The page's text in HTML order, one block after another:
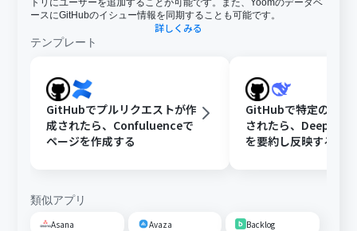
トリにユーザーを追加することが可能です。また、Yoomのデータベ
ースにGitHubのイシュー情報を同期することも可能です。
詳しくみる
テンプレート
GitHubでプルリクエストが作
成されたら、Confuluenceで
ページを作成する
GitHubで特定の
されたら、
を要約し反映する
類似アプリ
Asana Avaza Backlog